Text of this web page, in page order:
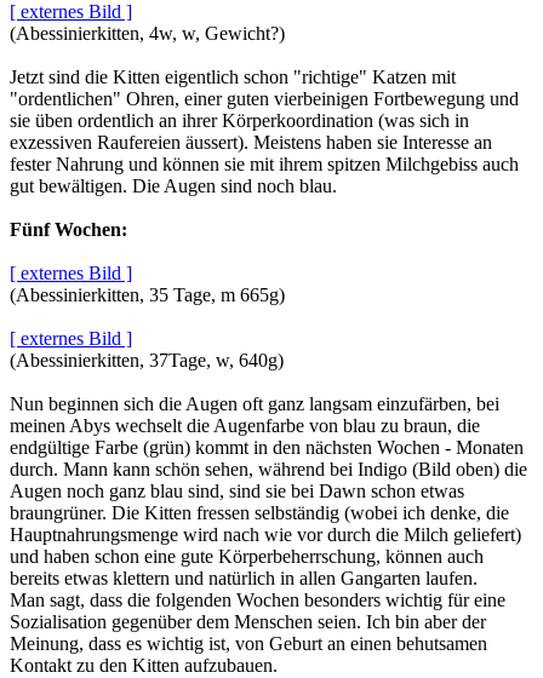
[ externes Bild ]
(Abessinierkitten, 4w, w, Gewicht?)
Jetzt sind die Kitten eigentlich schon "richtige" Katzen mit
"ordentlichen" Ohren, einer guten vierbeinigen Fortbewegung und
sie üben ordentlich an ihrer Körperkoordination (was sich in
exzessiven Raufereien äussert). Meistens haben sie Interesse an
fester Nahrung und können sie mit ihrem spitzen Milchgebiss auch
gut bewältigen. Die Augen sind noch blau.
Fünf Wochen:
[ externes Bild ]
(Abessinierkitten, 35 Tage, m 665g)
[ externes Bild ]
(Abessinierkitten, 37Tage, w, 640g)
Nun beginnen sich die Augen oft ganz langsam einzufärben, bei
meinen Abys wechselt die Augenfarbe von blau zu braun, die
endgültige Farbe (grün) kommt in den nächsten Wochen - Monaten
durch. Mann kann schön sehen, während bei Indigo (Bild oben) die
Augen noch ganz blau sind, sind sie bei Dawn schon etwas
braungrüner. Die Kitten fressen selbständig (wobei ich denke, die
Hauptnahrungsmenge wird nach wie vor durch die Milch geliefert)
und haben schon eine gute Körperbeherrschung, können auch
bereits etwas klettern und natürlich in allen Gangarten laufen.
Man sagt, dass die folgenden Wochen besonders wichtig für eine
Sozialisation gegenüber dem Menschen seien. Ich bin aber der
Meinung, dass es wichtig ist, von Geburt an einen behutsamen
Kontakt zu den Kitten aufzubauen.